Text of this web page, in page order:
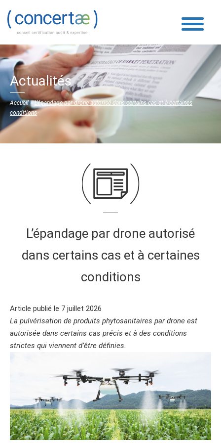
Actualités
Accueil»L’épandage par drone autorisé dans certains cas et à certaines
conditions
L’épandage par drone autorisé
dans certains cas et à certaines
conditions
Article publié le 7 juillet 2026
La pulvérisation de produits phytosanitaires par drone est
autorisée dans certains cas précis et à des conditions
strictes qui viennent d’être définies.